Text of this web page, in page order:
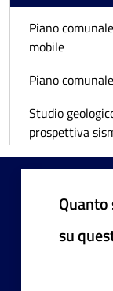
Piano
mobile
Piano
Studio
prospettiva
su